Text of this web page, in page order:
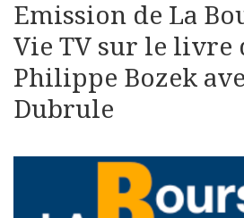
Emission de La
Vie TV sur le livre
Philippe Bozek
Dubrule